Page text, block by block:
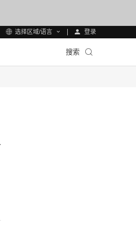
选择区域/语言 登录
搜索